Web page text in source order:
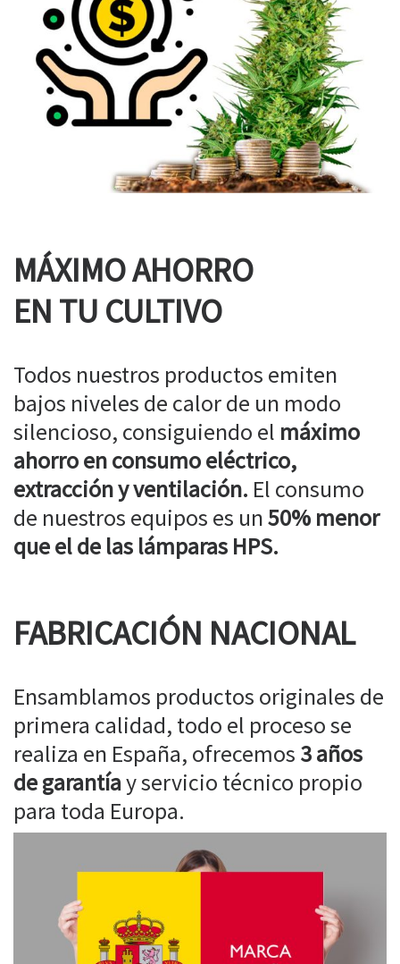
MÁXIMO AHORRO
EN TU CULTIVO
Todos nuestros productos emiten
bajos niveles de calor de un modo
silencioso, consiguiendo el máximo
ahorro en consumo eléctrico,
extracción y ventilación. El consumo
de nuestros equipos es un50% menor
que el de las lámparas HPS.
FABRICACIÓN NACIONAL
Ensamblamos productos originales de
primera calidad, todo el proceso se
realiza en España, ofrecemos 3 años
de garantíay servicio técnico propio
para toda Europa.